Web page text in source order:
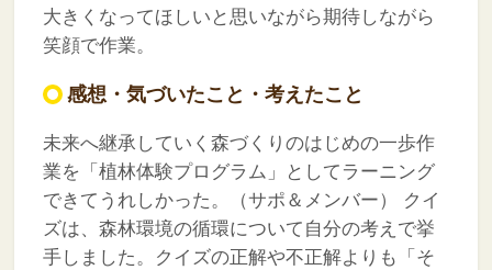
大きくなってほしいと思いながら期待しながら
笑顔で作業。
感想・気づいたこと・考えたこと
未来へ継承していく森づくりのはじめの一歩作
業を「植林体験プログラム」としてラーニング
できてうれしかった。（サポ＆メンバー）
クイ
ズは、森林環境の循環について自分の考えで挙
手しました。クイズの正解や不正解よりも「そ